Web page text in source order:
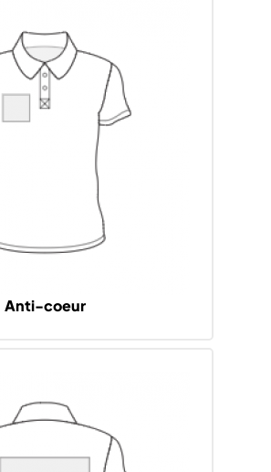
Anti-coeur